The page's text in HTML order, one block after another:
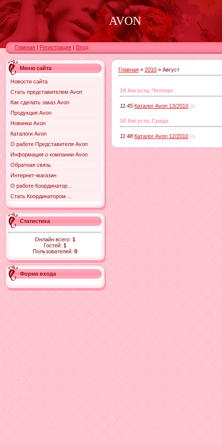
AVON
Главная | Регистрация | Вход
Меню сайта
Новости сайта
Стать представителем Avon
Как сделать заказ Avon
Продукция Avon
Новинки Avon
Каталоги Avon
О работе Представителя Avon
Информация о компании Avon
Обратная связь
Интернет-магазин
О работе Координатор...
Стать Координатором ...
Статистика
Онлайн всего: 1
Гостей: 1
Пользователей: 0
Форма входа
Главная » 2010 » Август
19 Августа, Четверг
11:45 Каталог Avon 13/2010 (0)
18 Августа, Среда
11:48 Каталог Avon 12/2010 (0)